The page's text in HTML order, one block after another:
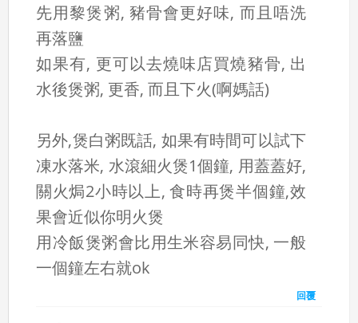
先用黎煲粥, 豬骨會更好味, 而且唔洗
再落鹽
如果有, 更可以去燒味店買燒豬骨, 出
水後煲粥, 更香, 而且下火(啊媽話)
另外,煲白粥既話, 如果有時間可以試下
凍水落米, 水滾細火煲1個鐘, 用蓋蓋好,
關火焗2小時以上, 食時再煲半個鐘,效
果會近似你明火煲
用冷飯煲粥會比用生米容易同快, 一般
一個鐘左右就ok
回覆